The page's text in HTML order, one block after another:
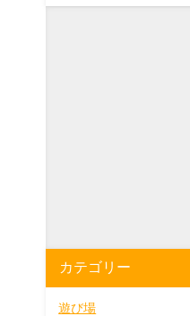
カテゴリー
遊び場